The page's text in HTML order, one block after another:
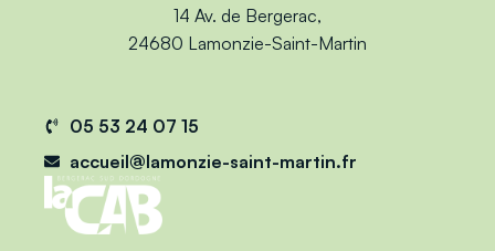
14 Av. de Bergerac,
24680 Lamonzie-Saint-Martin
05 53 24 07 15
accueil@lamonzie-saint-martin.fr